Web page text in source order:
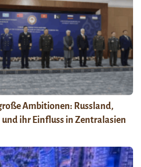
Ambitionen: Russland,
ihr Einfluss in Zentralasien